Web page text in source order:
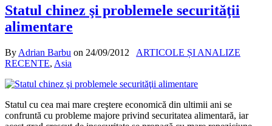
Statul chinez şi problemele securităţii
alimentare
By Adrian Barbu on 24/09/2012
ARTICOLE ȘI ANALIZE
RECENTE, Asia
Statul cu cea mai mare creştere economică din ultimii ani se
confruntă cu probleme majore privind securitatea alimentară, iar